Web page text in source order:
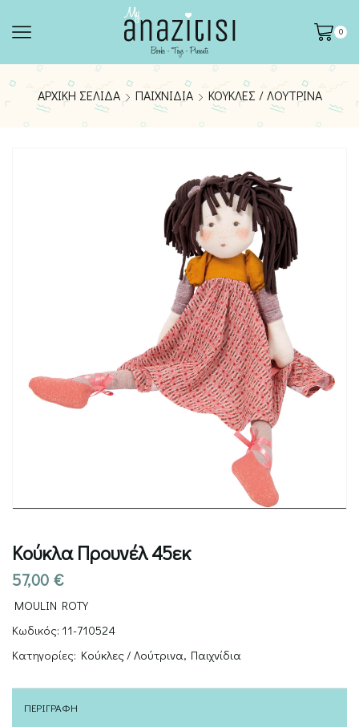
0
ΑΡΧΙΚΉ ΣΕΛΊΔΑ ΠΑΙΧΝΊΔΙΑ ΚΟΎΚΛΕΣ / ΛΟΎΤΡΙΝΑ
Κούκλα Προυνέλ 45εκ
57,00 €
MOULIN ROTY
Κωδικός: 11-710524
Κατηγορίες: Κούκλες / Λούτρινα, Παιχνίδια
ΠΕΡΙΓΡΑΦΉ